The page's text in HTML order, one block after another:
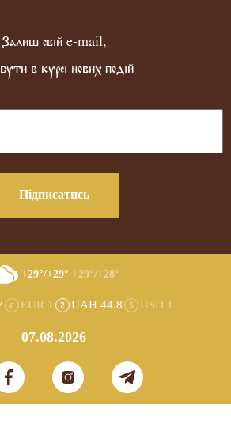
Залиш свій e-mail,
в курсі нових подій
Підписатись
+29°/+29° +29°/+28°
EUR 1 UAH 44.8 USD 1
07.08.2026